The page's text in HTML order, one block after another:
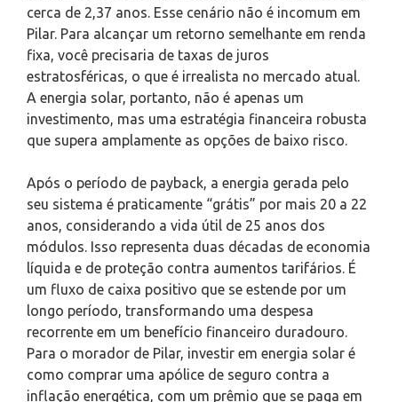
cerca de 2,37 anos. Esse cenário não é incomum em
Pilar. Para alcançar um retorno semelhante em renda
fixa, você precisaria de taxas de juros
estratosféricas, o que é irrealista no mercado atual.
A energia solar, portanto, não é apenas um
investimento, mas uma estratégia financeira robusta
que supera amplamente as opções de baixo risco.
Após o período de payback, a energia gerada pelo
seu sistema é praticamente “grátis” por mais 20 a 22
anos, considerando a vida útil de 25 anos dos
módulos. Isso representa duas décadas de economia
líquida e de proteção contra aumentos tarifários. É
um fluxo de caixa positivo que se estende por um
longo período, transformando uma despesa
recorrente em um benefício financeiro duradouro.
Para o morador de Pilar, investir em energia solar é
como comprar uma apólice de seguro contra a
inflação energética, com um prêmio que se paga em